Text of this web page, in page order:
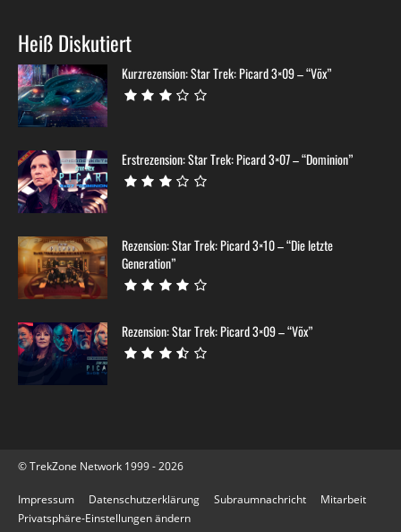
Heiß Diskutiert
Kurzrezension: Star Trek: Picard 3×09 – “Võx”
Erstrezension: Star Trek: Picard 3×07 – “Dominion”
Rezension: Star Trek: Picard 3×10 – “Die letzte
Generation”
Rezension: Star Trek: Picard 3×09 – “Võx”
© TrekZone Network 1999 - 2026
Impressum Datenschutzerklärung Subraumnachricht
Mitarbeit
Privatsphäre-Einstellungen ändern